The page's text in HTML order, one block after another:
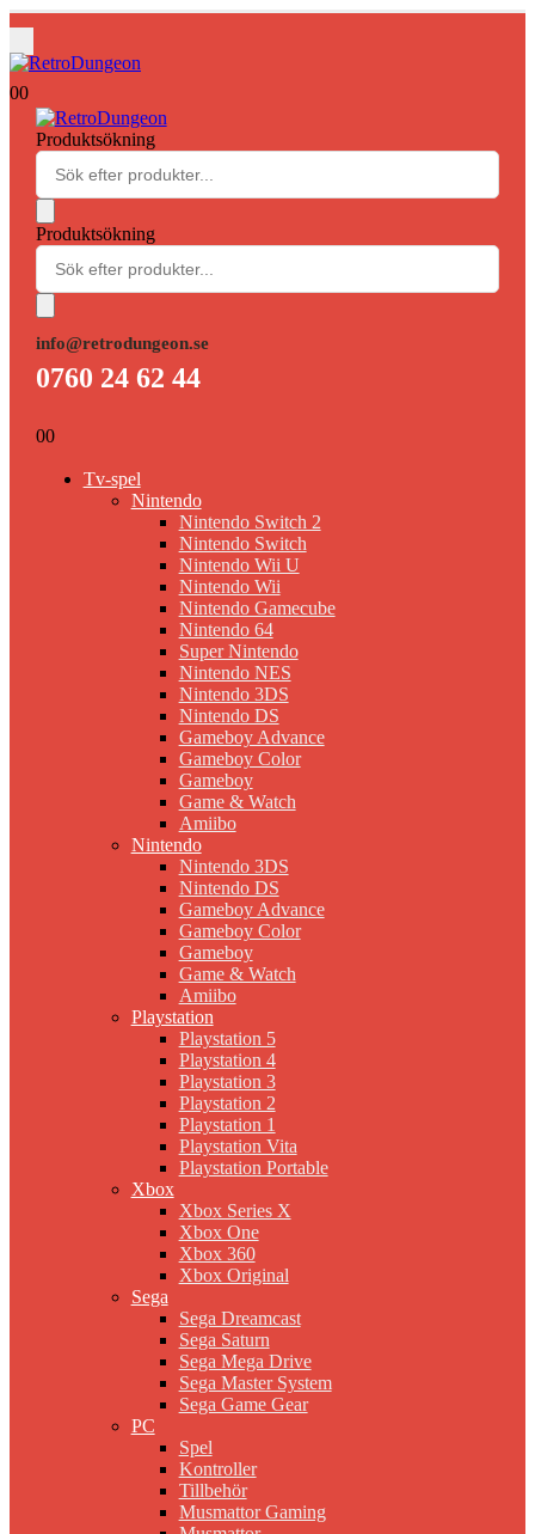
00
Produktsökning
Produktsökning
info@retrodungeon.se
0760 24 62 44
00
Tv-spel
Nintendo
Nintendo Switch 2
Nintendo Switch
Nintendo Wii U
Nintendo Wii
Nintendo Gamecube
Nintendo 64
Super Nintendo
Nintendo NES
Nintendo 3DS
Nintendo DS
Gameboy Advance
Gameboy Color
Gameboy
Game & Watch
Amiibo
Nintendo
Nintendo 3DS
Nintendo DS
Gameboy Advance
Gameboy Color
Gameboy
Game & Watch
Amiibo
Playstation
Playstation 5
Playstation 4
Playstation 3
Playstation 2
Playstation 1
Playstation Vita
Playstation Portable
Xbox
Xbox Series X
Xbox One
Xbox 360
Xbox Original
Sega
Sega Dreamcast
Sega Saturn
Sega Mega Drive
Sega Master System
Sega Game Gear
PC
Spel
Kontroller
Tillbehör
Musmattor Gaming